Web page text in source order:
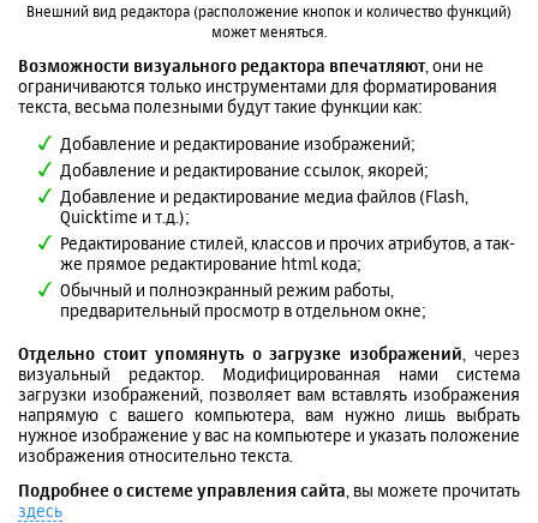
Внешний вид редактора (расположение кнопок и количество функций)
может меняться.
Возможности визуального редактора впечатляют, они не
ограничиваются только инструментами для форматирования
текста, весьма полезными будут такие функции как:
Добавление и редактирование изображений;
Добавление и редактирование ссылок, якорей;
Добавление и редактирование медиа файлов (Flash,
Quicktime и т.д.);
Редактирование стилей, классов и прочих атрибутов, а так-
же прямое редактирование html кода;
Обычный и полноэкранный режим работы,
предварительный просмотр в отдельном окне;
Отдельно стоит упомянуть о загрузке изображений , через
визуальный редактор. Модифицированная нами система
загрузки изображений, позволяет вам вставлять изображения
напрямую с вашего компьютера, вам нужно лишь выбрать
нужное изображение у вас на компьютере и указать положение
изображения относительно текста.
Подробнее о системе управления сайта , вы можете прочитать
здесь